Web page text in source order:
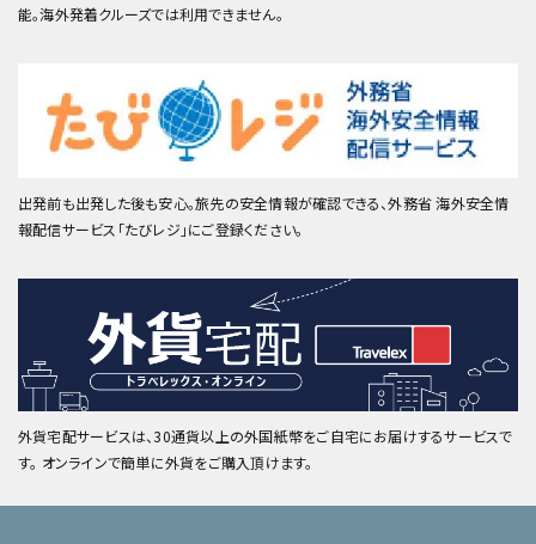
能。海外発着クルーズでは利用できません。
出発前も出発した後も安心。旅先の安全情報が確認できる、外務省 海外安全情
報配信サービス「たびレジ」にご登録ください。
外貨宅配サービスは、30通貨以上の外国紙幣をご自宅にお届けするサービスで
す。 オンラインで簡単に外貨をご購入頂けます。